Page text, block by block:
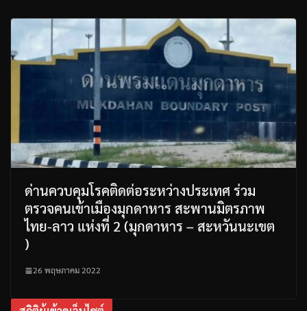
ด่านควบคุมโรคติดต่อระหว่างประเทศ ร่วม
ตรวจคนเข้าเมืองมุกดาหาร สะพานมิตรภาพ
ไทย-ลาว แห่งที่ 2 (มุกดาหาร – สะหวันนะเขต
)
26 พฤษภาคม 2022